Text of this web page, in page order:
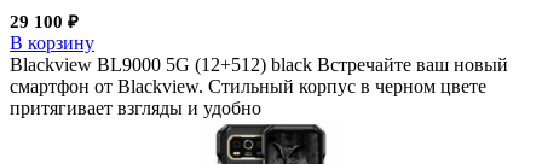
29 100 ₽
В корзину
Blackview BL9000 5G (12+512) black Встречайте ваш новый
смартфон от Blackview. Стильный корпус в черном цвете
притягивает взгляды и удобно